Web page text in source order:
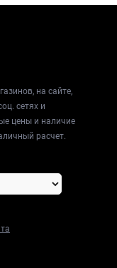
на сайте,
сетях и
цены и наличие
расчет.